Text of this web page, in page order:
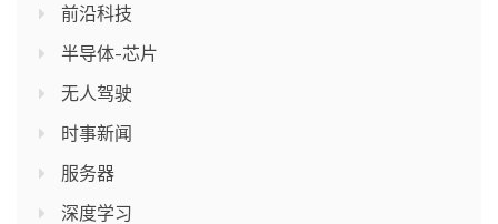
前沿科技
半导体-芯片
无人驾驶
时事新闻
服务器
深度学习